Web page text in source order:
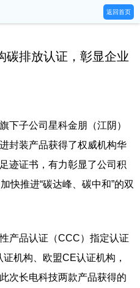
返回首页
碳排放认证，彰显企业
子公司星科金朋（江阴）
封装产品获得了权威机构华
迹证书，有力彰显了公司积
快推进“碳达峰、碳中和”的双
品认证（CCC）指定认证
机构、欧盟CE认证机构，
次长电科技两款产品获得的